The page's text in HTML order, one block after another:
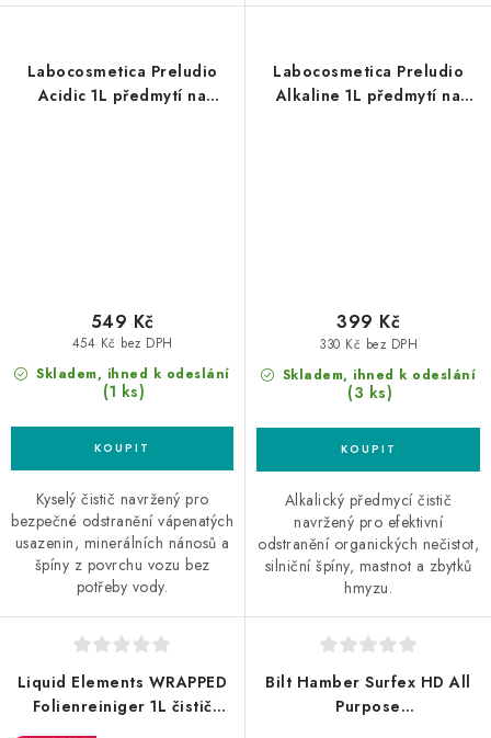
Labocosmetica Preludio
Acidic 1L předmytí na
Skladem, ihned k odeslání
(1 ks)
454 Kč bez DPH
549 Kč
Kyselý čistič navržený pro
bezpečné odstranění vápenatých
usazenin, minerálních nánosů a
špíny z povrchu vozu bez
potřeby vody.
Labocosmetica Preludio
Alkaline 1L předmytí na
Skladem, ihned k odeslání
(3 ks)
330 Kč bez DPH
399 Kč
Alkalický předmycí čistič
navržený pro efektivní
odstranění organických nečistot,
silniční špíny, mastnot a zbytků
hmyzu.
Liquid Elements WRAPPED
Folienreiniger 1L čistič
Bilt Hamber Surfex HD All
Purpose